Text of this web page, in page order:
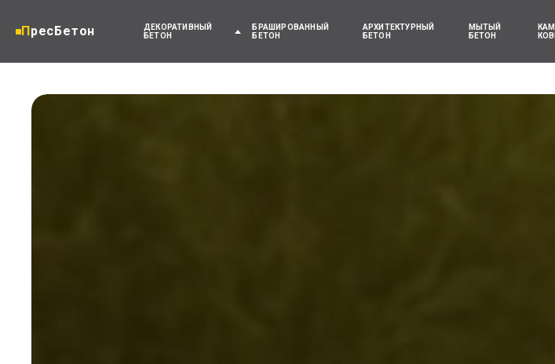
ПресБетон
ДЕКОРАТИВНЫЙ
БЕТОН
БРАШИРОВАННЫЙ
БЕТОН
АРХИТЕКТУРНЫЙ
БЕТОН
МЫТЫЙ
БЕТОН